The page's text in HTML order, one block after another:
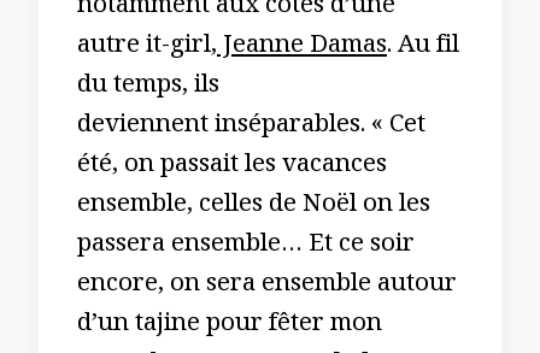
notamment aux côtés d’une
autre it-girl,Jeanne Damas. Au fil
du temps, ils
deviennent inséparables. « Cet
été, on passait les vacances
ensemble, celles de Noël on les
passera ensemble… Et ce soir
encore, on sera ensemble autour
d’un tajine pour fêter mon